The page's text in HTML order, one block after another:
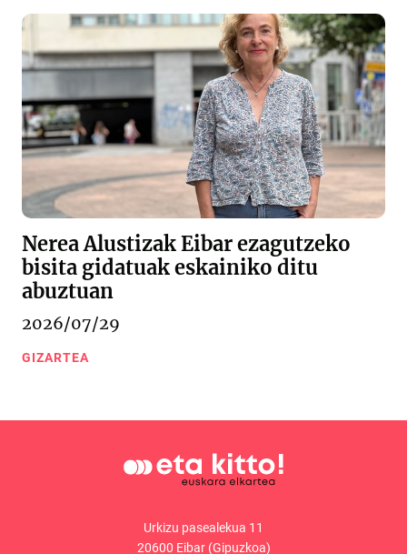
Nerea Alustizak Eibar ezagutzeko
bisita gidatuak eskainiko ditu
abuztuan
2026/07/29
GIZARTEA
Urkizu pasealekua 11
20600 Eibar (Gipuzkoa)